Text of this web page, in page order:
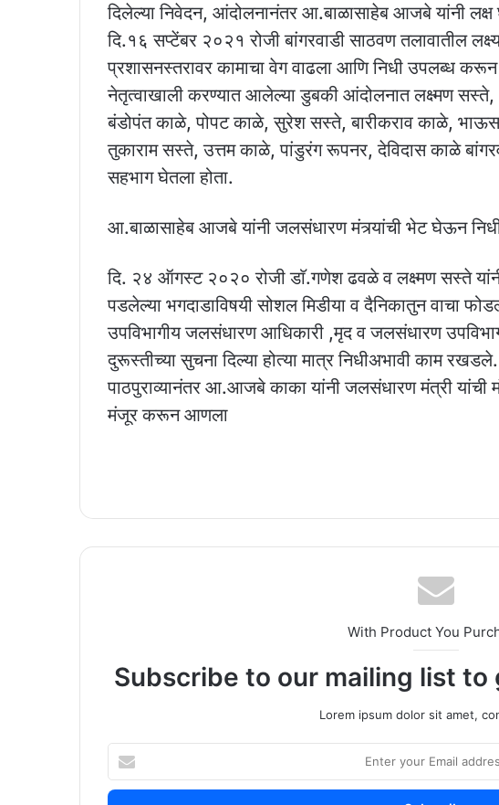
दिलेल्या निवेदन, आंदोलनानंतर आ.बाळासाहेब आजबे यांनी
दि.१६ सप्टेंबर २०२१ रोजी बांगरवाडी साठवण तलावातील
प्रशासनस्तरावर कामाचा वेग वाढला आणि निधी उपलब्ध
नेतृत्वाखाली करण्यात आलेल्या डुबकी आंदोलनात लक्ष्मण सस्ते,
बंडोपंत काळे, पोपट काळे, सुरेश सस्ते, बारीकराव काळे,
तुकाराम सस्ते, उत्तम काळे, पांडुरंग रूपनर, देविदास काळे
सहभाग घेतला होता.
आ.बाळासाहेब आजबे यांनी जलसंधारण मंत्र्यांची भेट घेऊन
दि. २४ ऑगस्ट २०२० रोजी डाॅ.गणेश ढवळे व लक्ष्मण सस्ते यांनी
पडलेल्या भगदाडाविषयी सोशल मिडीया व दैनिकातुन वाचा
उपविभागीय जलसंधारण आधिकारी ,मृद व जलसंधारण
दुरूस्तीच्या सुचना दिल्या होत्या मात्र निधीअभावी काम
पाठपुराव्यानंतर आ.आजबे काका यांनी जलसंधारण मंत्री
मंजूर करून आणला
With Product You
Subscribe to our mailing list
Lorem ipsum dolor sit amet,
your
Email